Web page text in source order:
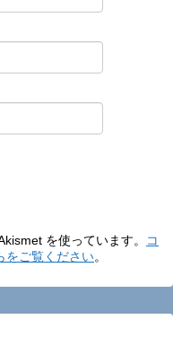
を使っています。
コ
をご覧ください。